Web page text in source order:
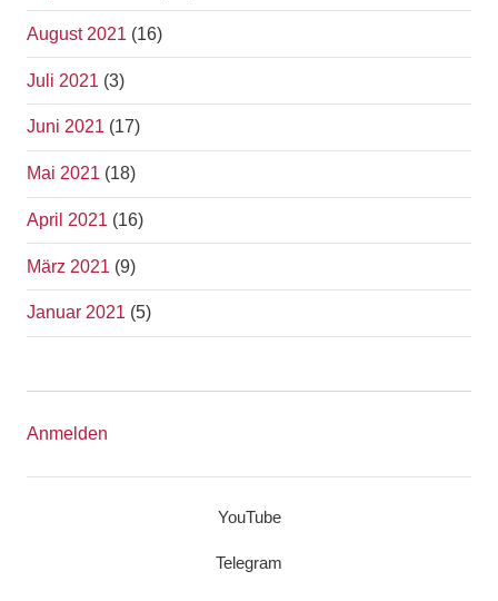
August 2021 (16)
Juli 2021 (3)
Juni 2021 (17)
Mai 2021 (18)
April 2021 (16)
März 2021 (9)
Januar 2021 (5)
Anmelden
YouTube
Telegram